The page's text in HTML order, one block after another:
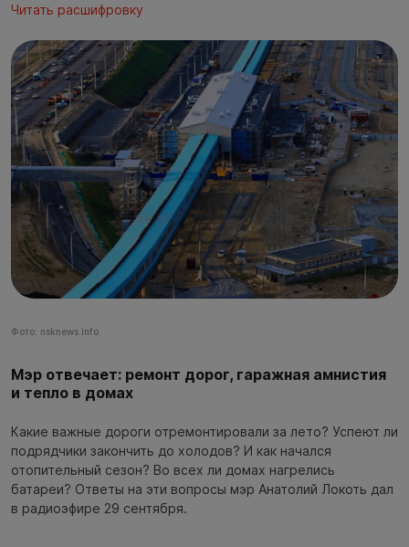
Читать расшифровку
Фото: nsknews.info
Мэр отвечает: ремонт дорог, гаражная амнистия
и тепло в домах
Какие важные дороги отремонтировали за лето? Успеют ли
подрядчики закончить до холодов? И как начался
отопительный сезон? Во всех ли домах нагрелись
батареи? Ответы на эти вопросы мэр Анатолий Локоть дал
в радиоэфире 29 сентября.